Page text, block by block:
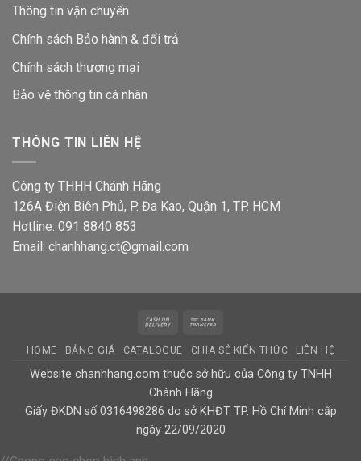
Thông tin vận chuyển
Chính sách Bảo hành & đổi trả
Chính sách thương mại
Bảo vệ thông tin cá nhân
THÔNG TIN LIÊN HỆ
Công ty THHH Chánh Hãng
126A Điện Biên Phủ, P. Đa Kao, Quận 1, TP. HCM
Hotline: 091 8840 853
Email: chanhhang.ct@gmail.com
Cash
Delivery
HOME BẢNG GIÁ CATALOGUE CHIA SẺ KIẾN THỨC LIÊN HỆ
Website chanhhang.com thuộc sở hữu của Công ty TNHH
Chánh Hãng
Giấy ĐKDN số 0316498286 do sở KHĐT TP. Hồ Chí Minh cấp
ngày 22/09/2020